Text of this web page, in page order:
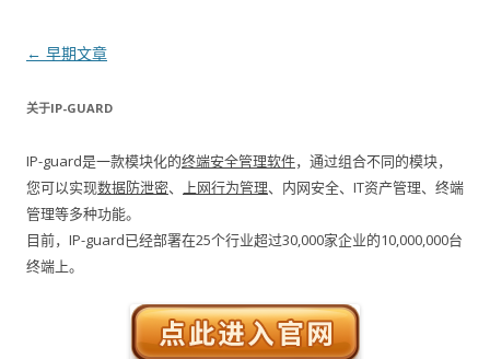
文章导航
← 早期文章
关于IP-GUARD
IP-guard是一款模块化的终端安全管理软件，通过组合不同的模块，
您可以实现数据防泄密、 上网行为管理、内网安全、IT资产管理、终端
管理等多种功能。
目前，IP-guard已经部署在25个行业超过30,000家企业的10,000,000台
终端上。